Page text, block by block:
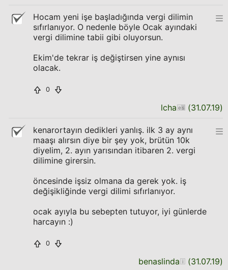
Hocam yeni işe başladığında vergi dilimin
sıfırlanıyor. O nedenle böyle Ocak ayındaki
vergi dilimine tabii gibi oluyorsun.
Ekim'de tekrar iş değiştirsen yine aynısı
olacak.
0
lcha (31.07.19)
kenarortayın dedikleri yanlış. ilk 3 ay aynı
maaşı alırsın diye bir şey yok, brütün 10k
diyelim, 2. ayın yarısından itibaren 2. vergi
dilimine girersin.
öncesinde işsiz olmana da gerek yok. iş
değişikliğinde vergi dilimi sıfırlanıyor.
ocak ayıyla bu sebepten tutuyor, iyi günlerde
harcayın :)
0
benaslinda (31.07.19)